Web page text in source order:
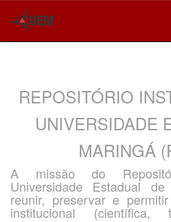
REPOSITÓRIO
UNIVERSIDADE
MARINGÁ
A missão do
Universidade Estadual
reunir, preservar e
institucional